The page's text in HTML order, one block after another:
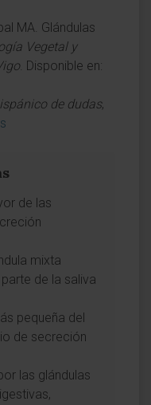
MA. Glándulas
Vegetal y
. Disponible en:
de dudas,
de las
mixta
de la saliva
pequeña del
de secreción
las glándulas